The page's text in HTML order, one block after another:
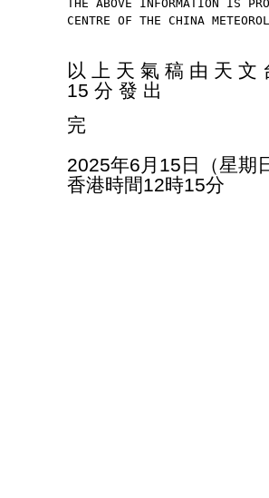
THE ABOVE INFORMATION IS
CENTRE OF THE CHINA
以 上 天 氣 稿 由 天 文
15 分 發 出
完
2025年6月15日（星期
香港時間12時15分